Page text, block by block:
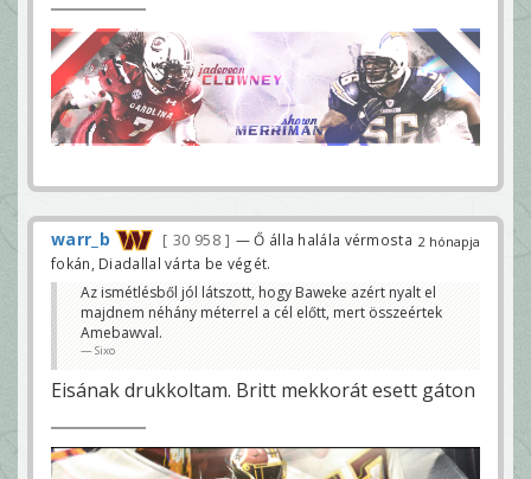
2 hónapja
warr_b 30 958
— Ő álla halála vérmosta
fokán, Diadallal várta be végét.
Az ismétlésből jól látszott, hogy Baweke azért nyalt el
majdnem néhány méterrel a cél előtt, mert összeértek
Amebawval.
Sixo
Eisának drukkoltam. Britt mekkorát esett gáton